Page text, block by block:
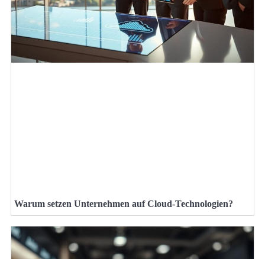
Warum setzen Unternehmen auf Cloud-Technologien?